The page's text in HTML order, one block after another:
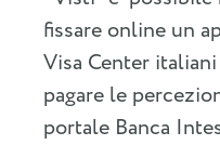
fissare online un
Visa Center
pagare le
portale Banca